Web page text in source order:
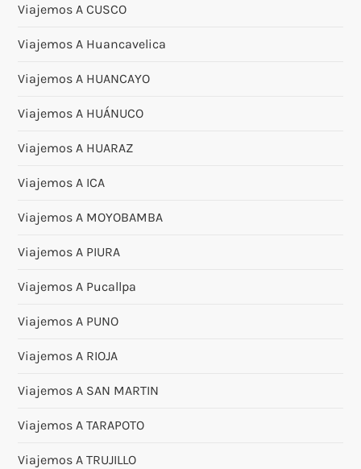
Viajemos A CUSCO
Viajemos A Huancavelica
Viajemos A HUANCAYO
Viajemos A HUÁNUCO
Viajemos A HUARAZ
Viajemos A ICA
Viajemos A MOYOBAMBA
Viajemos A PIURA
Viajemos A Pucallpa
Viajemos A PUNO
Viajemos A RIOJA
Viajemos A SAN MARTIN
Viajemos A TARAPOTO
Viajemos A TRUJILLO